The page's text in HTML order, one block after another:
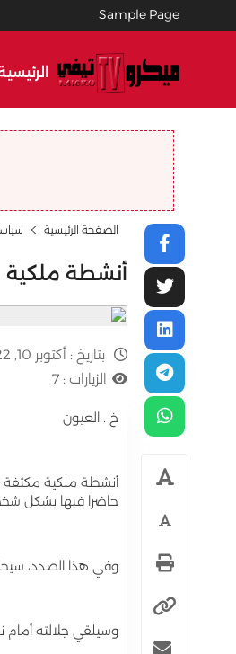
Sample Page
الصفحة الرئيسية
أنشطة ملكية
بتاريخ : أكتوبر 10, 2022 - 8:38 م
الزيارات : 7
خ . العيون
أنشطة ملكية مكثفة
حاضرا فيها بشكل
وفي هذا الصدد، سيحل
وسيلقي جلالته أمام